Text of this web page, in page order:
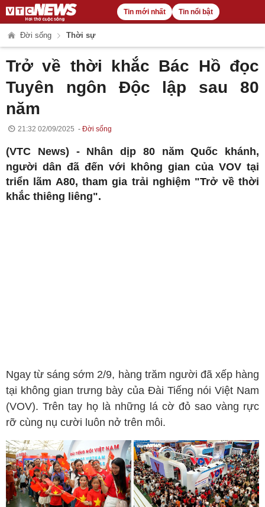
Tin mới nhất Tin nổi bật
Đời sống Thời sự
Trở về thời khắc Bác Hồ đọc
Tuyên ngôn Độc lập sau 80
năm
21:32 02/09/2025 Đời sống
(VTC News) - Nhân dịp 80 năm Quốc khánh,
người dân đã đến với không gian của VOV tại
triển lãm A80, tham gia trải nghiệm "Trở về thời
khắc thiêng liêng".
Ngay từ sáng sớm 2/9, hàng trăm người đã xếp hàng
tại không gian trưng bày của Đài Tiếng nói Việt Nam
(VOV). Trên tay họ là những lá cờ đỏ sao vàng rực
rỡ cùng nụ cười luôn nở trên môi.